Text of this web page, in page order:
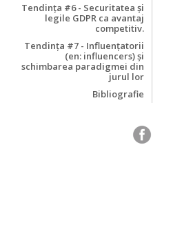
Tendința #6 - Securitatea și
legile GDPR ca avantaj
competitiv.
Tendința #7 - Influențatorii
(en: influencers) și
schimbarea paradigmei din
jurul lor
Bibliografie